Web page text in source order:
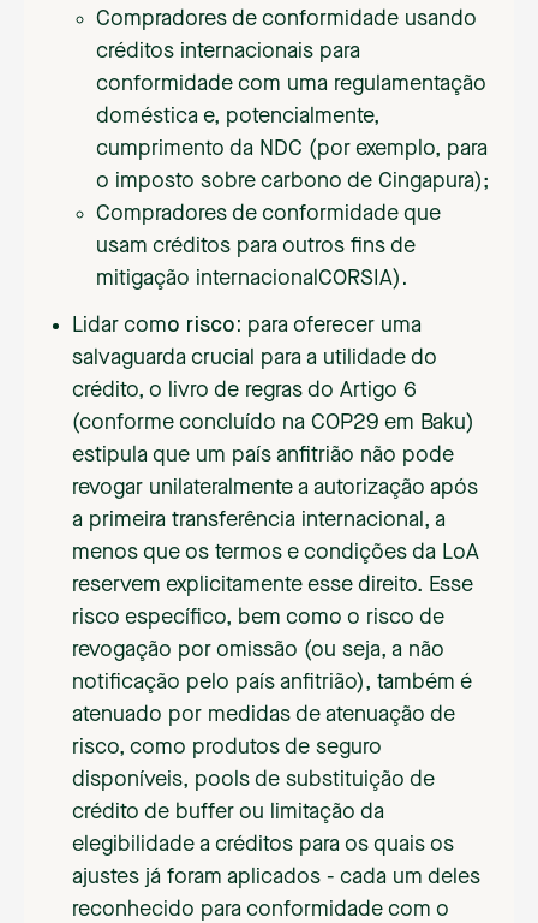
Compradores de conformidade usando
créditos internacionais para
conformidade com uma regulamentação
doméstica e, potencialmente,
cumprimento da NDC (por exemplo, para
o imposto sobre carbono de Cingapura);
Compradores de conformidade que
usam créditos para outros fins de
mitigação internacionalCORSIA) .‍
‍Lidar como risco: para oferecer uma
salvaguarda crucial para a utilidade do
crédito, o livro de regras do Artigo 6
(conforme concluído na COP29 em Baku)
estipula que um país anfitrião não pode
revogar unilateralmente a autorização após
a primeira transferência internacional, a
menos que os termos e condições da LoA
reservem explicitamente esse direito. Esse
risco específico, bem como o risco de
revogação por omissão (ou seja, a não
notificação pelo país anfitrião), também é
atenuado por medidas de atenuação de
risco, como produtos de seguro
disponíveis, pools de substituição de
crédito de buffer ou limitação da
elegibilidade a créditos para os quais os
ajustes já foram aplicados - cada um deles
reconhecido para conformidade com o